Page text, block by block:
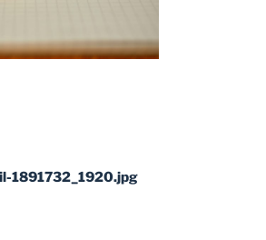
1891732_1920.jpg